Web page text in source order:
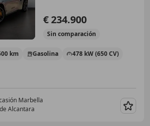
€ 234.900
Sin comparación
km Gasolina 478 kW (650 CV)
Marbella
Alcantara